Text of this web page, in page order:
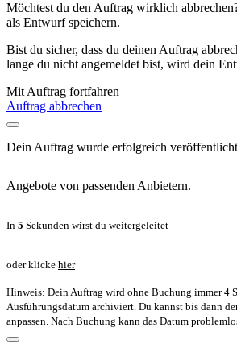
Möchtest du den Auftrag wirklich
als Entwurf speichern.
Bist du sicher, dass du deinen Auftrag
lange du nicht angemeldet bist, wird dein
Mit Auftrag fortfahren
Auftrag abbrechen
Dein Auftrag wurde erfolgreich
Angebote von passenden Anbietern.
In 5 Sekunden wirst du weitergeleitet
oder klicke hier
Hinweis: Dein Auftrag wird ohne Buchung immer 4
Ausführungsdatum archiviert. Du kannst bis dann
anpassen. Nach Buchung kann das Datum